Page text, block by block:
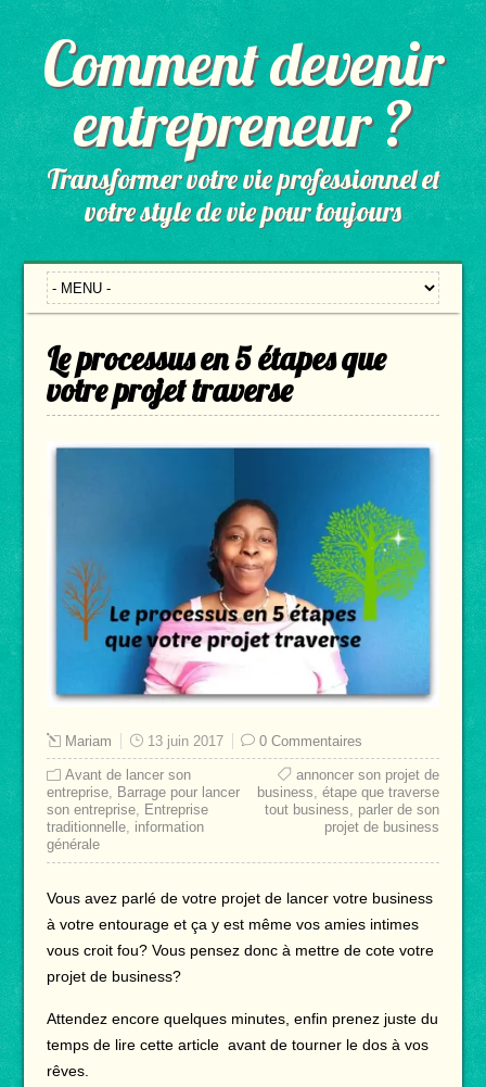
Comment devenir
entrepreneur ?
Transformer votre vie professionnel et
votre style de vie pour toujours
Le processus en 5 étapes que
votre projet traverse
Mariam 13 juin 2017 0 Commentaires
Avant de lancer son
entreprise, Barrage pour lancer
son entreprise, Entreprise
traditionnelle, information
générale
annoncer son projet de
business,étape que traverse
tout business, parler de son
projet de business
Vous avez parlé de votre projet de lancer votre business
à votre entourage et ça y est même vos amies intimes
vous croit fou? Vous pensez donc à mettre de cote votre
projet de business?
Attendez encore quelques minutes, enfin prenez juste du
temps de lire cette article avant de tourner le dos à vos
rêves.